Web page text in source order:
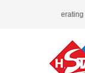
(Guangzhou)